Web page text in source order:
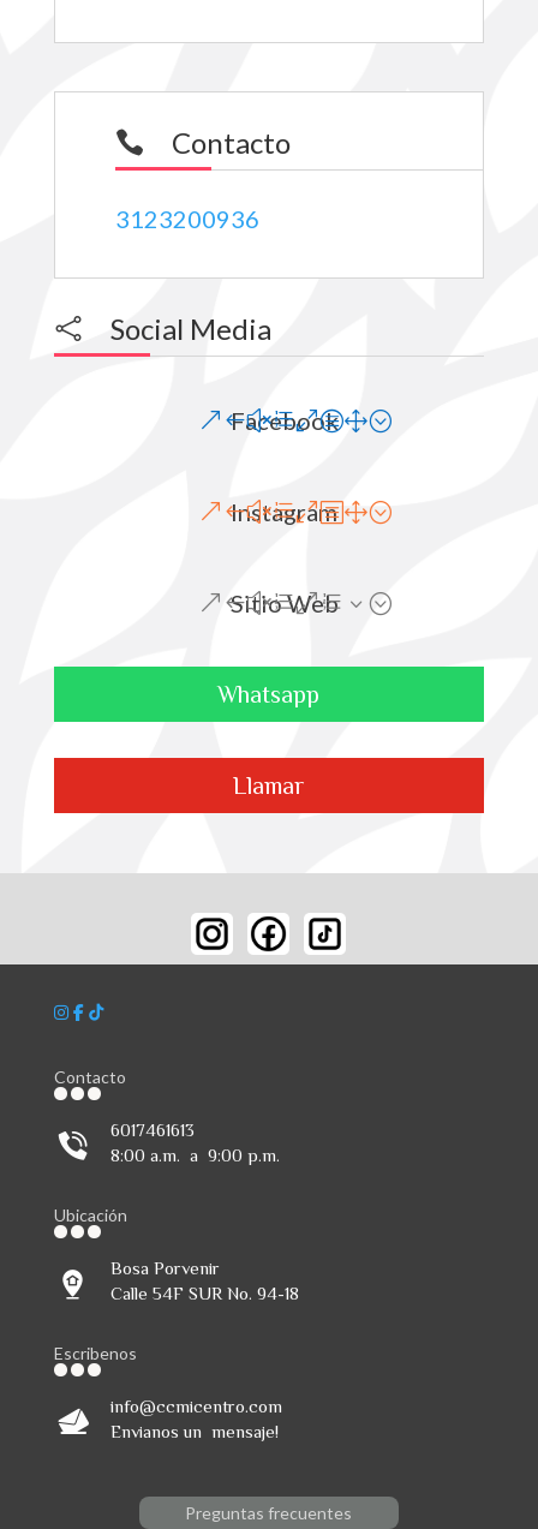
 Contacto
3123200936
 Social Media
Facebook
Instagram
Sitio Web
Whatsapp
Llamar
Contacto
6017461613
8:00 a.m. a 9:00 p.m.
Ubicación
Bosa Porvenir
Calle 54F SUR No. 94-18
Escribenos
info@ccmicentro.com
Envianos un mensaje!
Preguntas frecuentes